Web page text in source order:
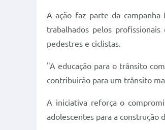
A ação faz parte da
trabalhados pelos
pedestres e ciclistas.
"A educação para o trânsito
contribuirão para um trânsito
A iniciativa reforça o
adolescentes para a construção